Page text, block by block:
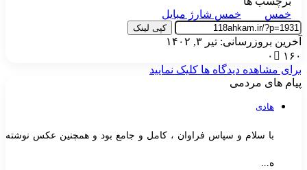
خمس
خمس شارژ مبایل
کپی لینک
بروزرسانی: تیر ۳, ۱۴۰۲
۰
مشاهده دیدگاه ها کلیک نمایید
های مردمی
هادی
با سلام و سپاس فراوان ، کامل و جامع بود و همچنین عکس نوشته
ه...